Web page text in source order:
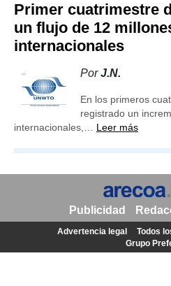
Primer cuatrimestre
un flujo de 12
internacionales
PorJ.N.
En los primeros
registrado un
internacionales,… Leer más
Publicidad
Advertencia legal
Todos
Grupo